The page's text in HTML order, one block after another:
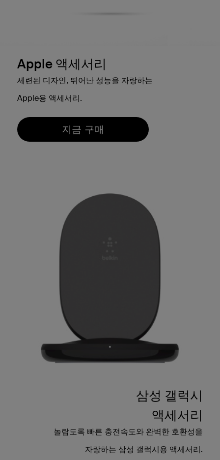
Apple 액세서리
세련된 디자인, 뛰어난 성능을 자랑하는
Apple용 액세서리.
지금 구매
삼성 갤럭시
액세서리
놀랍도록 빠른 충전속도와 완벽한 호환성을
자랑하는 삼성 갤럭시용 액세서리.